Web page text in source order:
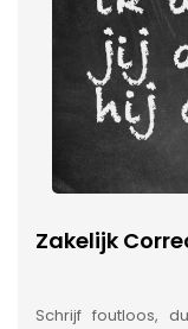
Zakelijk
Schrijf foutloos,